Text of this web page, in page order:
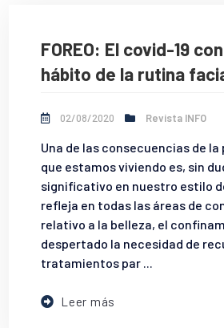
FOREO: El covid-19
hábito de la rutina
02/08/2020 Revista INFO
Una de las consecuencias de
que estamos viviendo es, sin
significativo en nuestro estilo
refleja en todas las áreas de
relativo a la belleza, el
despertado la necesidad de
tratamientos par ...
Leer más